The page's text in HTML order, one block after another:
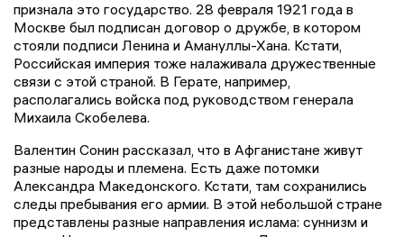
признала это государство. 28 февраля 1921 года в
Москве был подписан договор о дружбе, в котором
стояли подписи Ленина и Амануллы-Хана. Кстати,
Российская империя тоже налаживала дружественные
связи с этой страной. В Герате, например,
располагались войска под руководством генерала
Михаила Скобелева.
Валентин Сонин рассказал, что в Афганистане живут
разные народы и племена. Есть даже потомки
Александра Македонского. Кстати, там сохранились
следы пребывания его армии. В этой небольшой стране
представлены разные направления ислама: суннизм и